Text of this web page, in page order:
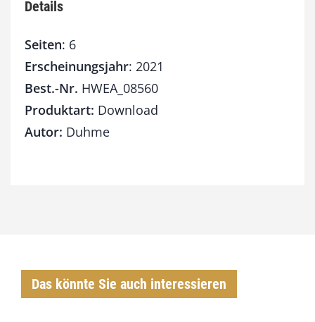
Details
Seiten: 6
Erscheinungsjahr: 2021
Best.-Nr. HWEA_08560
Produktart: Download
Autor: Duhme
Das könnte Sie auch interessieren